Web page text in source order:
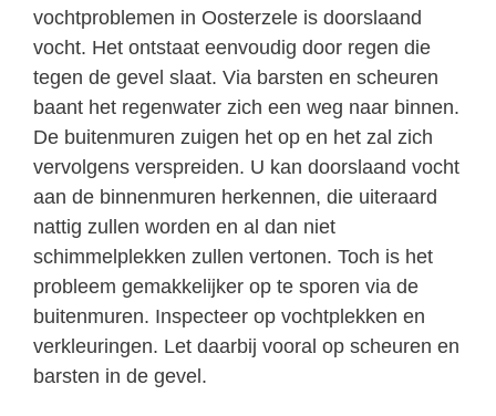
vochtproblemen in Oosterzele is doorslaand
vocht. Het ontstaat eenvoudig door regen die
tegen de gevel slaat. Via barsten en scheuren
baant het regenwater zich een weg naar binnen.
De buitenmuren zuigen het op en het zal zich
vervolgens verspreiden. U kan doorslaand vocht
aan de binnenmuren herkennen, die uiteraard
nattig zullen worden en al dan niet
schimmelplekken zullen vertonen. Toch is het
probleem gemakkelijker op te sporen via de
buitenmuren. Inspecteer op vochtplekken en
verkleuringen. Let daarbij vooral op scheuren en
barsten in de gevel.